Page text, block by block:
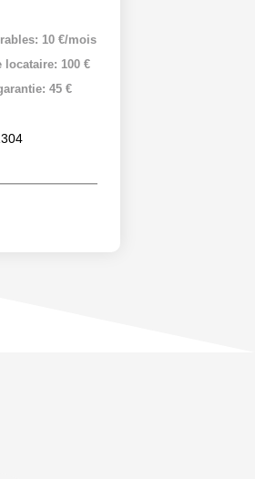
10 €/mois
locataire: 100 €
45 €